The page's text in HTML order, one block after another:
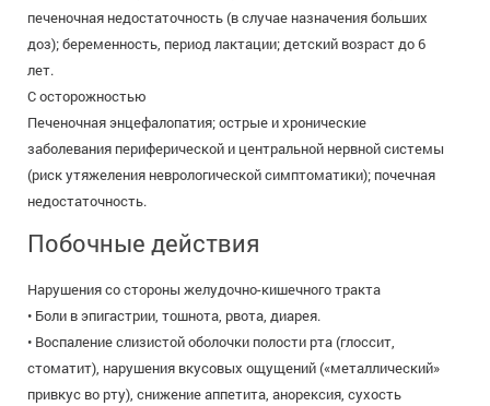
печеночная недостаточность (в случае назначения больших
доз); беременность, период лактации; детский возраст до 6
лет.
С осторожностью
Печеночная энцефалопатия; острые и хронические
заболевания периферической и центральной нервной системы
(риск утяжеления неврологической симптоматики); почечная
недостаточность.
Побочные действия
Нарушения со стороны желудочно-кишечного тракта
• Боли в эпигастрии, тошнота, рвота, диарея.
• Воспаление слизистой оболочки полости рта (глоссит,
стоматит), нарушения вкусовых ощущений («металлический»
привкус во рту), снижение аппетита, анорексия, сухость